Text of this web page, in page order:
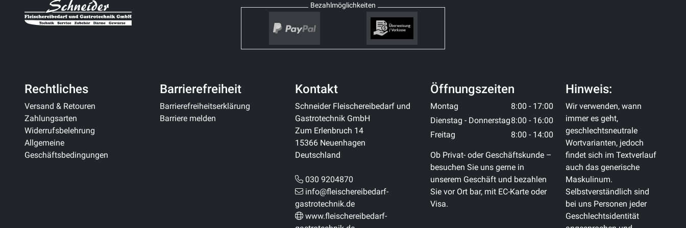
Bezahlmöglichkeiten
Rechtliches
Versand & Retouren
Zahlungsarten
Widerrufsbelehrung
Allgemeine
Geschäftsbedingungen
Barrierefreiheit
Barrierefreiheitserklärung
Barriere melden
Kontakt
Schneider Fleischereibedarf und
Gastrotechnik GmbH
Zum Erlenbruch 14
15366 Neuenhagen
Deutschland
030 9204870
info@fleischereibedarf-
gastrotechnik.de
www.fleischereibedarf-
Öffnungszeiten
Montag
8:00 - 17:00
Dienstag - Donnerstag8:00 - 16:00
Freitag
8:00 - 14:00
Ob Privat- oder Geschäftskunde –
besuchen Sie uns gerne in
unserem Geschäft und bezahlen
Sie vor Ort bar, mit EC-Karte oder
Visa.
Hinweis:
Wir verwenden, wann
immer es geht,
geschlechtsneutrale
Wortvarianten, jedoch
findet sich im Textverlauf
auch das generische
Maskulinum.
Selbstverständlich sind
bei uns Personen jeder
Geschlechtsidentität